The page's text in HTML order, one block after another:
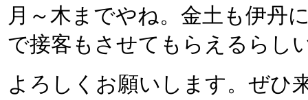
月～木までやね。金土も伊丹
で接客もさせてもらえるらし
よろしくお願いします。ぜひ